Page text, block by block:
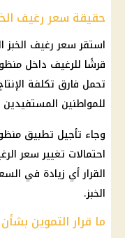
حقيقة سعر رغيف
قرشًا للرغيف داخل
تحمل فارق تكلفة
للمواطنين
وجاء تأجيل تطبيق
احتمالات تغيير سعر
القرار أي زيادة في
الخبز.
ما قرار التموين